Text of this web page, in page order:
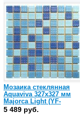
Мозаика стеклянная
Aquaviva 327x327 мм
Majorca Light (YF-
MSL39)
5 489 руб.